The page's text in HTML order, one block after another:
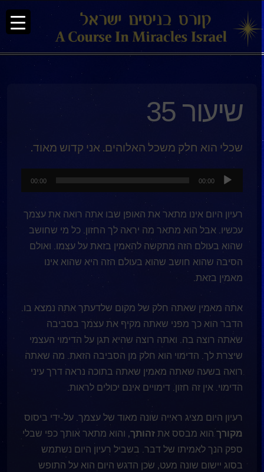
שיעור 35
שכלי הוא חלק משכל האלוהים. אני קדוש מאוד.
אודיו
00:00
00:00
רעיון היום אינו מתאר את האופן שבו אתה רואה את עצמך
עכשיו. אבל הוא מתאר מה יראה לך החזון. כל מי שחושב
שהוא בעולם הזה מתקשה להאמין בזאת על עצמו. ואולם
הסיבה שהוא חושב שהוא בעולם הזה היא שהוא אינו
מאמין בזאת.
אתה מאמין שאתה חלק של מקום שלדעתך אתה נמצא בו.
הדבר הוא כך מפני שאתה מקיף את עצמך בסביבה
שאתה רוצה בה. ואתה רוצה שהיא תגן על הדימוי העצמי
שיצרת לך. הדימוי הוא חלק מן הסביבה הזאת. מה שאתה
רואה בשעה שאתה מאמין שאתה בתוכה נראה דרך עיני
הדימוי. אין זה חזון. דימויים אינם יכולים לראות.
רעיון היום מציג ראייה שונה מאוד של עצמך. על-ידי ביסוס
מקורךהוא מבסס את זהותך, והוא מתאר אותך כפי שבלי
ספק הנך לאמיתו של דבר. בשביל רעיון היום נשתמש
בסוג יישום שונה מעט, שכן הדגש היום הוא על התופש